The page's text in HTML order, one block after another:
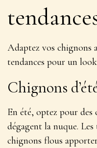
Adaptez vos chignons
tendances pour un
Chignons
En été, optez pour des
dégagent la nuque.
chignons flous